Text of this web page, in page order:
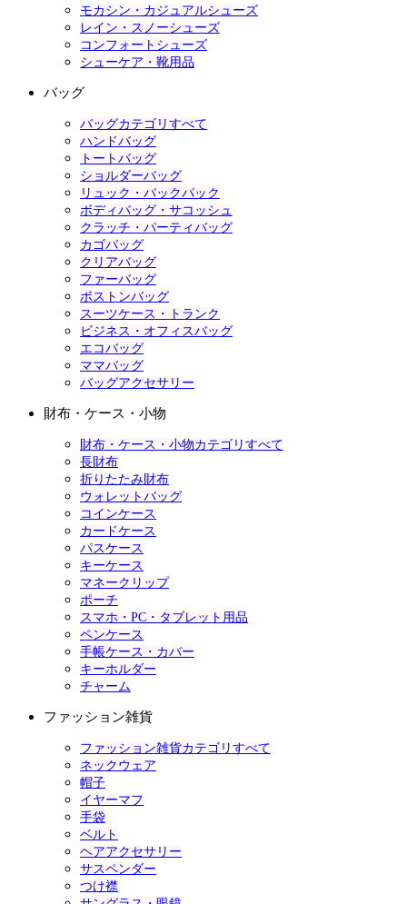
モカシン・カジュアルシューズ
レイン・スノーシューズ
コンフォートシューズ
シューケア・靴用品
バッグ
バッグカテゴリすべて
ハンドバッグ
トートバッグ
ショルダーバッグ
リュック・バックパック
ボディバッグ・サコッシュ
クラッチ・パーティバッグ
カゴバッグ
クリアバッグ
ファーバッグ
ボストンバッグ
スーツケース・トランク
ビジネス・オフィスバッグ
エコバッグ
ママバッグ
バッグアクセサリー
財布・ケース・小物
財布・ケース・小物カテゴリすべて
長財布
折りたたみ財布
ウォレットバッグ
コインケース
カードケース
パスケース
キーケース
マネークリップ
ポーチ
スマホ・PC・タブレット用品
ペンケース
手帳ケース・カバー
キーホルダー
チャーム
ファッション雑貨
ファッション雑貨カテゴリすべて
ネックウェア
帽子
イヤーマフ
手袋
ベルト
ヘアアクセサリー
サスペンダー
つけ襟